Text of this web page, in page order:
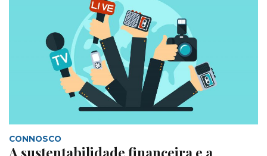
CONNOSCO
A sustentabilidade financeira e a